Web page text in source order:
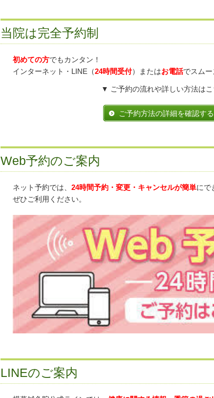
当院は完全予約制
初めての方でもカンタン！
インターネット・LINE（24時間受付）またはお電話でスムー
▼ ご予約の流れや詳しい方法は
ご予約方法の詳細を確認する
Web予約のご案内
ネット予約では、 24時間予約・変更・キャンセルが簡単にで
ぜひご利用ください。
LINEのご案内